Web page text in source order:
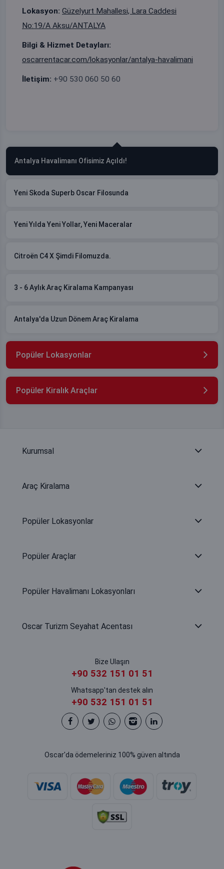
Lokasyon: Güzelyurt Mahallesi, Lara Caddesi
No:19/A Aksu/ANTALYA
Bilgi & Hizmet Detayları:
oscarrentacar.com/lokasyonlar/antalya-havalimani
İletişim: +90 530 060 50 60
Antalya Havalimanı Ofisimiz Açıldı!
Yeni Skoda Superb Oscar Filosunda
Yeni Yılda Yeni Yollar, Yeni Maceralar
Citroën C4 X Şimdi Filomuzda.
3 - 6 Aylık Araç Kiralama Kampanyası
Antalya'da Uzun Dönem Araç Kiralama
Popüler Lokasyonlar
Popüler Kiralık Araçlar
Kurumsal
Araç Kiralama
Popüler Lokasyonlar
Popüler Araçlar
Popüler Havalimanı Lokasyonları
Oscar Turizm Seyahat Acentası
Bize Ulaşın
+90 532 151 01 51
Whatsapp'tan destek alın
+90 532 151 01 51
Oscar'da ödemeleriniz 100% güven altında